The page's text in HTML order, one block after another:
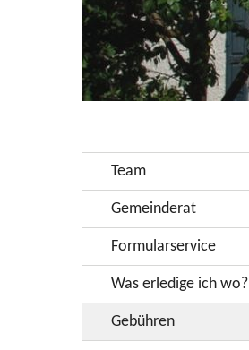
Team
Gemeinderat
Formularservice
Was erledige ich wo?
Gebühren